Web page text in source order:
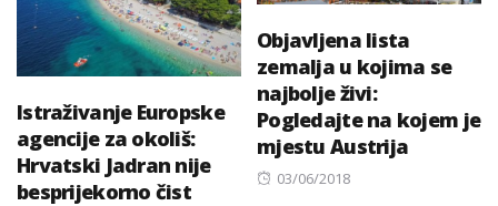
Objavljena lista
zemalja u kojima se
najbolje živi:
Pogledajte na kojem je
mjestu Austrija
Posted
03/06/2018
Istraživanje Europske
agencije za okoliš:
Hrvatski Jadran nije
besprijekorno čist